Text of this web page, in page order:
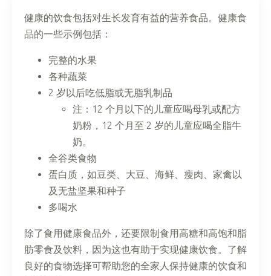
健康的饮食包括对生长发育有益的营养食品。健康食
品的一些示例包括：
完整的水果
各种蔬菜
2 岁以后吃低脂或无脂乳制品
注：12 个月以下的儿童应喝母乳或配方
奶粉，12 个月至 2 岁的儿童应喝全脂牛
奶。
全谷类食物
蛋白质，如豆类、大豆、海鲜、瘦肉、家禽以
及无盐坚果和种子
多喝水
除了食用健康食品外，还要限制食用高糖和高饱和脂
肪零食及饮料，因为这也有助于实现健康饮食。了解
良好的食物选择可帮助您的全家人保持健康的饮食和